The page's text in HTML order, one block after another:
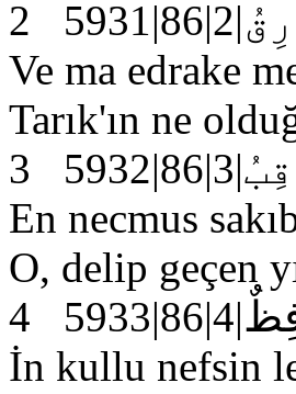
Ve ma edrake
Tarık'ın ne
En necmus
O, delip geçen
İn kullu nefsin